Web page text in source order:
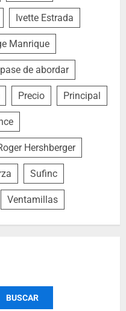
Ivette Estrada
Manrique
pase de abordar
Precio Principal
Hershberger
Sufinc
Ventamillas
BUSCAR